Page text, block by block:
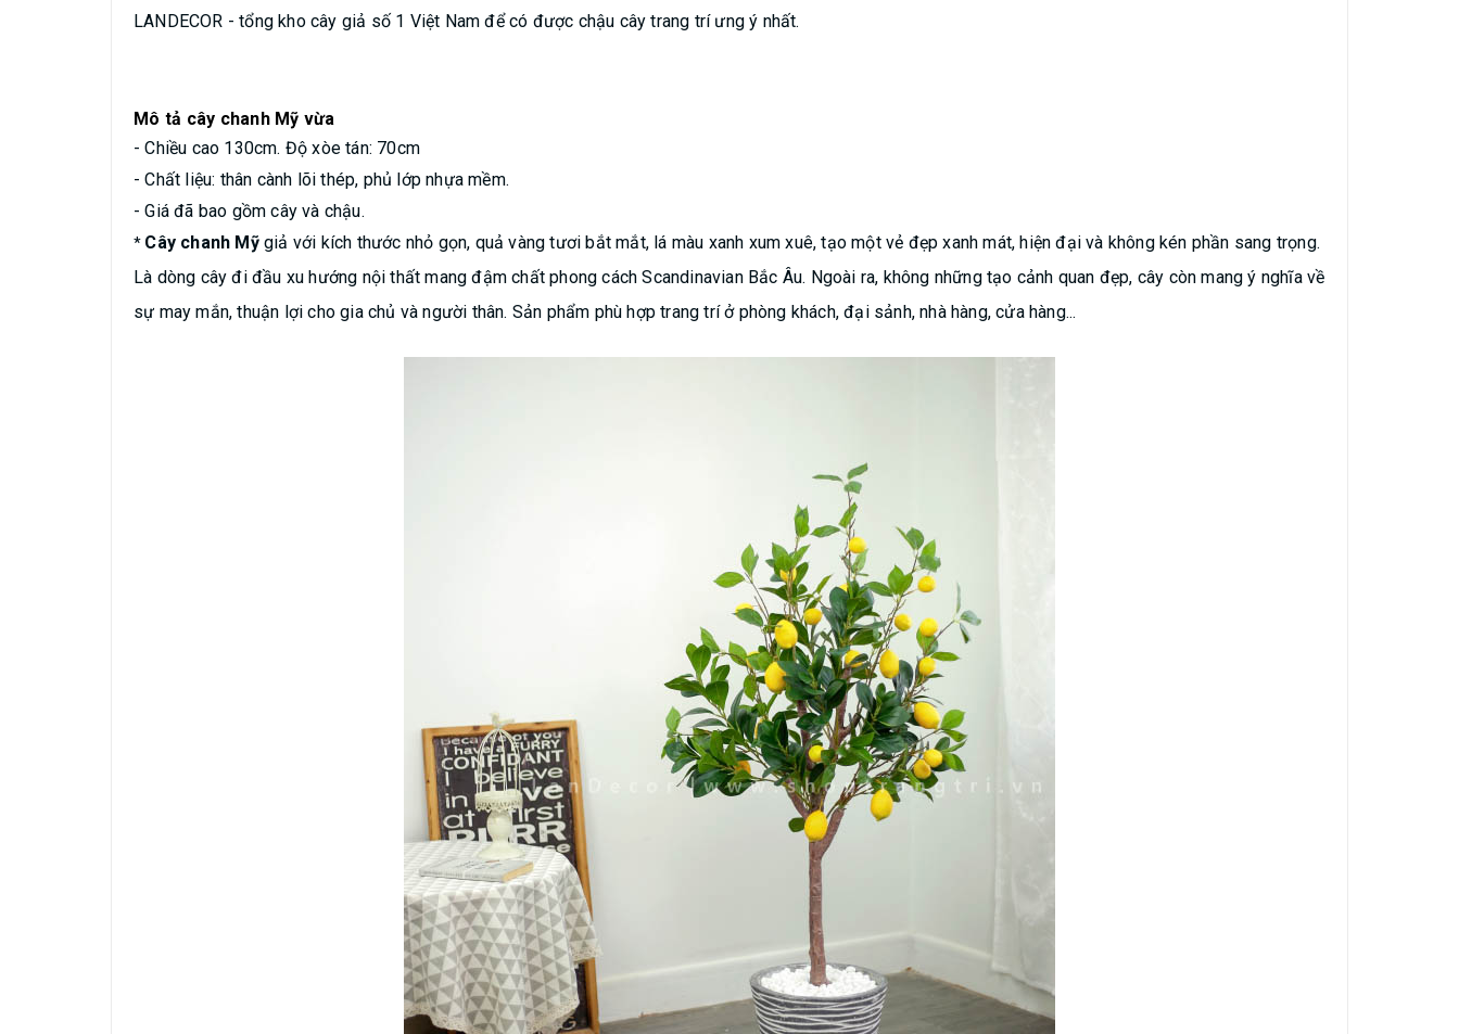
LANDECOR - tổng kho cây giả số 1 Việt Nam để có được chậu cây trang trí ưng ý nhất.
Mô tả cây chanh Mỹ vừa
- Chiều cao 130cm. Độ xòe tán: 70cm
- Chất liệu: thân cành lõi thép, phủ lớp nhựa mềm.
- Giá đã bao gồm cây và chậu.
* Cây chanh Mỹgiả với kích thước nhỏ gọn, quả vàng tươi bắt mắt, lá màu xanh xum xuê, tạo một vẻ đẹp xanh mát, hiện đại và không kén phần sang trọng.
Là dòng cây đi đầu xu hướng nội thất mang đậm chất phong cách Scandinavian Bắc Âu. Ngoài ra, không những tạo cảnh quan đẹp, cây còn mang ý nghĩa về
sự may mắn, thuận lợi cho gia chủ và người thân. Sản phẩm phù hợp trang trí ở phòng khách, đại sảnh, nhà hàng, cửa hàng...